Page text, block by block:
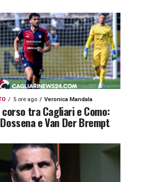
5 ore ago Veronica Mandala
tra Cagliari e Como:
e Van Der Brempt